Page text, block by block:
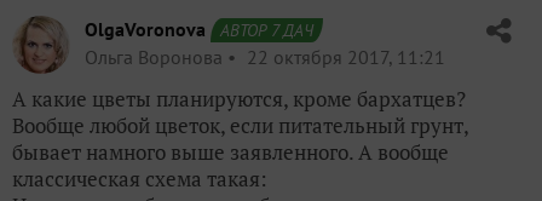
OlgaVoronova АВТОР 7 ДАЧ
Ольга Воронова 22 октября 2017, 11:21
А какие цветы планируются, кроме бархатцев?
Вообще любой цветок, если питательный грунт,
бывает намного выше заявленного. А вообще
классическая схема такая: